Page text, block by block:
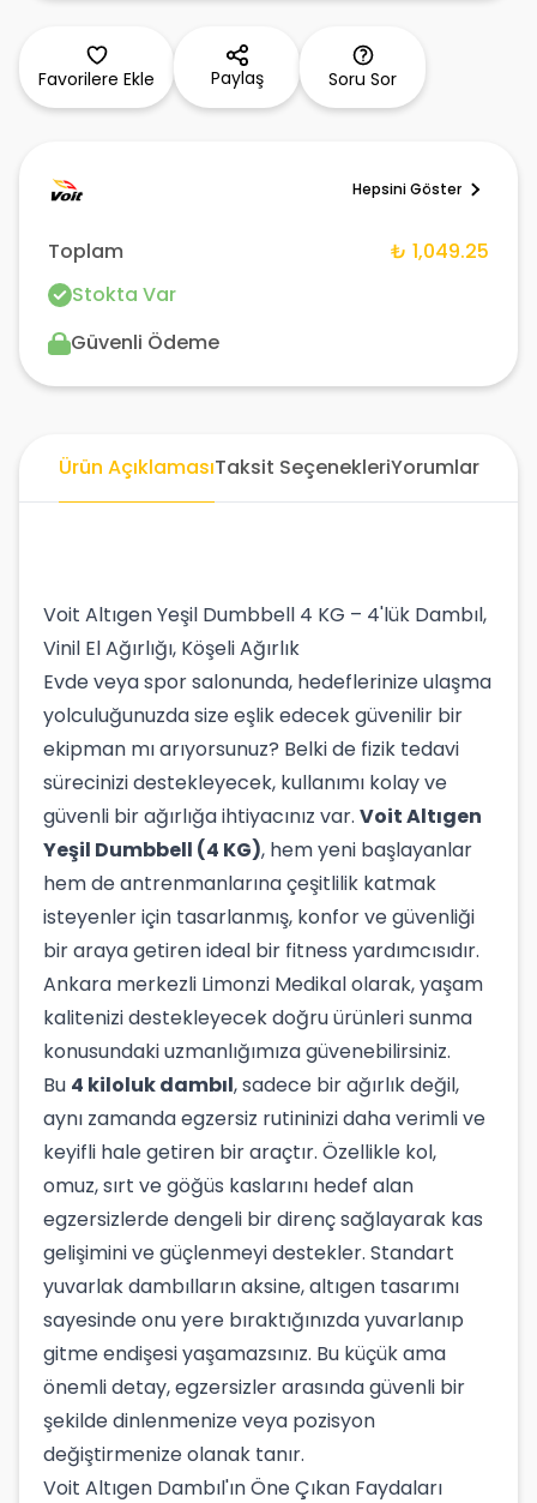
Favorilere Ekle Paylaş Soru Sor
Hepsini Göster
Toplam
₺ 1,049.25
Stokta Var
Güvenli Ödeme
Ürün AçıklamasıTaksit SeçenekleriYorumlar
Voit Altıgen Yeşil Dumbbell 4 KG – 4'lük Dambıl,
Vinil El Ağırlığı, Köşeli Ağırlık
Evde veya spor salonunda, hedeflerinize ulaşma
yolculuğunuzda size eşlik edecek güvenilir bir
ekipman mı arıyorsunuz? Belki de fizik tedavi
sürecinizi destekleyecek, kullanımı kolay ve
güvenli bir ağırlığa ihtiyacınız var. Voit Altıgen
Yeşil Dumbbell (4 KG), hem yeni başlayanlar
hem de antrenmanlarına çeşitlilik katmak
isteyenler için tasarlanmış, konfor ve güvenliği
bir araya getiren ideal bir fitness yardımcısıdır.
Ankara merkezli Limonzi Medikal olarak, yaşam
kalitenizi destekleyecek doğru ürünleri sunma
konusundaki uzmanlığımıza güvenebilirsiniz.
Bu 4 kiloluk dambıl, sadece bir ağırlık değil,
aynı zamanda egzersiz rutininizi daha verimli ve
keyifli hale getiren bir araçtır. Özellikle kol,
omuz, sırt ve göğüs kaslarını hedef alan
egzersizlerde dengeli bir direnç sağlayarak kas
gelişimini ve güçlenmeyi destekler. Standart
yuvarlak dambılların aksine, altıgen tasarımı
sayesinde onu yere bıraktığınızda yuvarlanıp
gitme endişesi yaşamazsınız. Bu küçük ama
önemli detay, egzersizler arasında güvenli bir
şekilde dinlenmenize veya pozisyon
değiştirmenize olanak tanır.
Voit Altıgen Dambıl'ın Öne Çıkan Faydaları